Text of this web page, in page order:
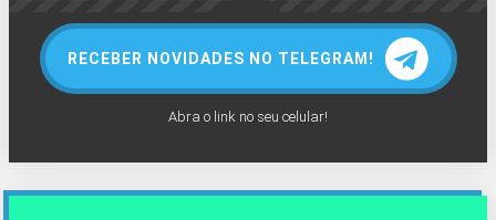
RECEBER NOVIDADES NO TELEGRAM!
Abra o link no seu celular!